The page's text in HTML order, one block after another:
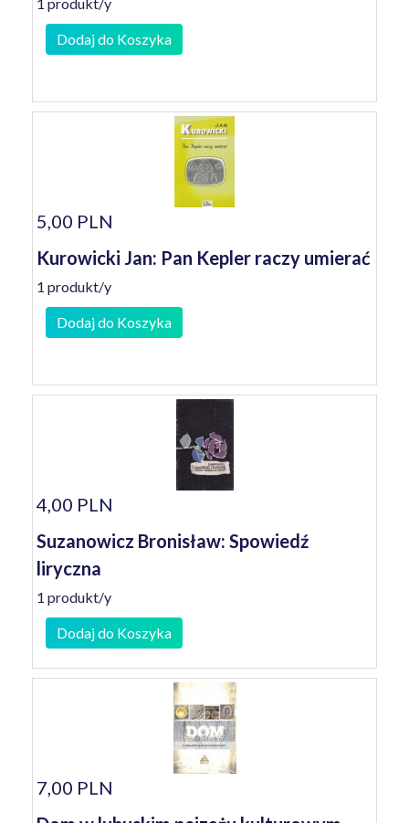
Dodaj do Koszyka
5,00 PLN
Kurowicki Jan: Pan Kepler raczy umierać
1 produkt/y
Dodaj do Koszyka
4,00 PLN
Suzanowicz Bronisław: Spowiedź
liryczna
1 produkt/y
Dodaj do Koszyka
7,00 PLN